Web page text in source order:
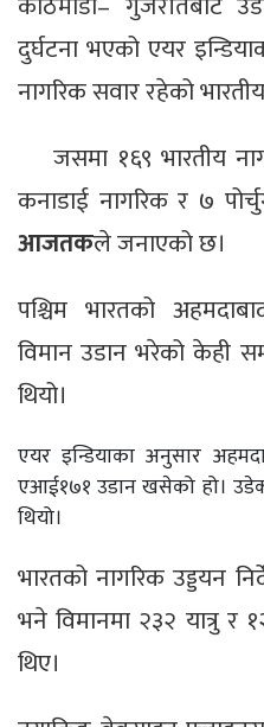
दुर्घटना भएको एयर
नागरिक सवार रहेको
जसमा १६९ भारतीय
कनाडाई नागरिक र ७
आजतकले जनाएको छ।
पश्चिम भारतको
विमान उडान भरेको केही
थियो।
एयर इन्डियाका अनुसार
एआई१७१ उडान खसेको हो।
थियो।
भारतको नागरिक उड्डयन
भने विमानमा २३२ यात्रु
थिए।